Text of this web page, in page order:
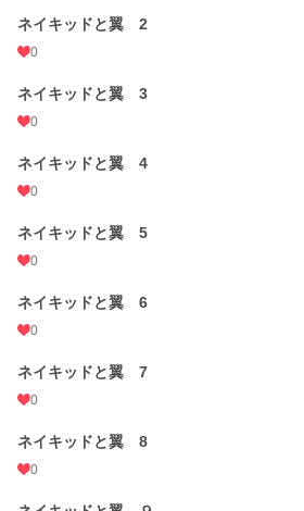
ネイキッドと翼 2
0
ネイキッドと翼 3
0
ネイキッドと翼 4
0
ネイキッドと翼 5
0
ネイキッドと翼 6
0
ネイキッドと翼 7
0
ネイキッドと翼 8
0